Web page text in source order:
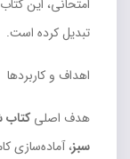
امتحانی، این
تبدیل کرده است.
اهداف و کاربردها
هدف اصلی
سبز، آماده‌سازی